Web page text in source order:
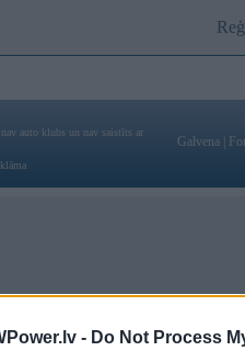
- Do Not Process
auto klubs un nav saistīts ar
Galvena